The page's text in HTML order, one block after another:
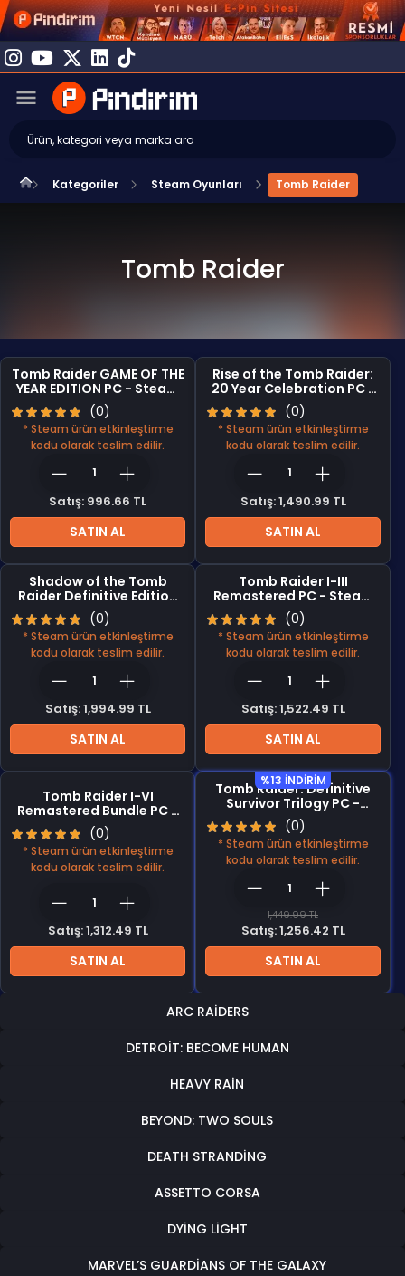
Kategoriler Steam Oyunları Tomb Raider
Tomb Raider
Tomb Raider GAME OF THE
YEAR EDITION PC - Steam
CD Key
(0)
* Steam ürün etkinleştirme
kodu olarak teslim edilir.
Satış: 996.66 TL
SATIN AL
Rise of the Tomb Raider:
20 Year Celebration PC -
Steam CD Key
(0)
* Steam ürün etkinleştirme
kodu olarak teslim edilir.
Satış: 1,490.99 TL
SATIN AL
Shadow of the Tomb
Raider Definitive Edition
PC - Steam CD Key
(0)
* Steam ürün etkinleştirme
kodu olarak teslim edilir.
Satış: 1,994.99 TL
SATIN AL
Tomb Raider I-III
Remastered PC - Steam
CD Key
(0)
* Steam ürün etkinleştirme
kodu olarak teslim edilir.
Satış: 1,522.49 TL
SATIN AL
Tomb Raider I-VI
Remastered Bundle PC -
Steam CD Key
(0)
* Steam ürün etkinleştirme
kodu olarak teslim edilir.
Satış: 1,312.49 TL
SATIN AL
%13 INDIRIM
Tomb Raider: Definitive
Survivor Trilogy PC -
Steam CD Key
(0)
* Steam ürün etkinleştirme
kodu olarak teslim edilir.
1,449.99 TL
Satış: 1,256.42 TL
SATIN AL
ARC RAIDERS
DETROIT: BECOME HUMAN
HEAVY RAIN
BEYOND: TWO SOULS
DEATH STRANDING
ASSETTO CORSA
DYING LIGHT
MARVEL’S GUARDIANS OF THE GALAXY